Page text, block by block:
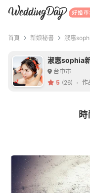
首頁 新娘秘書
淑惠sophia
台中市
5 (26) 作